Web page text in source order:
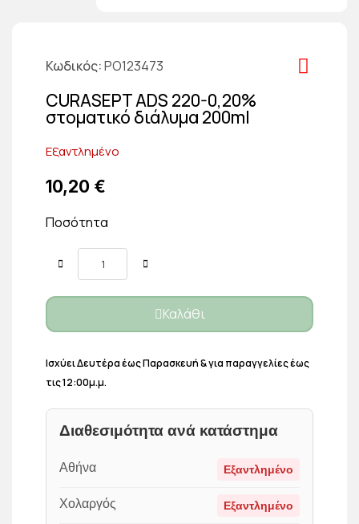
Κωδικός PO123473
CURASEPT ADS 220-0,20%
στοματικό διάλυμα 200ml
Εξαντλημένο
10,20 €
Ποσότητα
Καλάθι
Ισχύει Δευτέρα έως Παρασκευή & για παραγγελίες έως
τις 12:00μ.μ.
Διαθεσιμότητα ανά κατάστημα
Αθήνα Εξαντλημένο
Χολαργός Εξαντλημένο